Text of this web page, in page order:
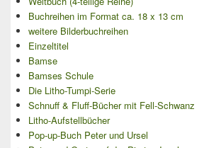
Buchreihen im Format ca. 18 x 13 cm
weitere Bilderbuchreihen
Einzeltitel
Bamse
Bamses Schule
Die Litho-Tumpi-Serie
Schnuff & Fluff-Bücher mit Fell-Schwanz
Litho-Aufstellbücher
Pop-up-Buch Peter und Ursel